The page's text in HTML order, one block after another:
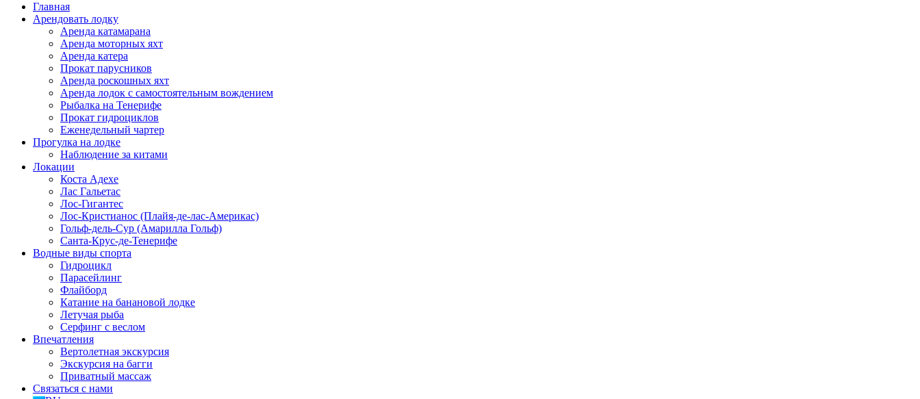
Главная
Арендовать лодку
Аренда катамарана
Аренда моторных яхт
Аренда катера
Прокат парусников
Аренда роскошных яхт
Аренда лодок с самостоятельным вождением
Рыбалка на Тенерифе
Прокат гидроциклов
Еженедельный чартер
Прогулка на лодке
Наблюдение за китами
Локации
Коста Адехе
Лас Гальетас
Лос-Гигантес
Лос-Кристианос (Плайя-де-лас-Америкас)
Гольф-дель-Сур (Амарилла Гольф)
Санта-Крус-де-Тенерифе
Водные виды спорта
Гидроцикл
Парасейлинг
Флайборд
Катание на банановой лодке
Летучая рыба
Серфинг с веслом
Впечатления
Вертолетная экскурсия
Экскурсия на багги
Приватный массаж
Связаться с нами